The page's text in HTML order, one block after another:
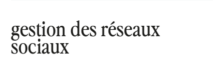
gestion des réseaux
sociaux